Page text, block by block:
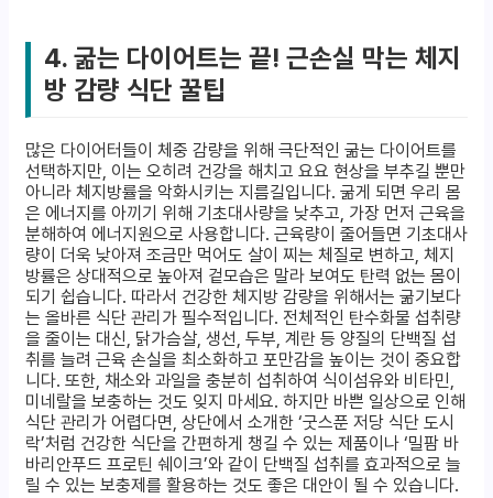
4. 굶는 다이어트는 끝! 근손실 막는 체지
방 감량 식단 꿀팁
많은 다이어터들이 체중 감량을 위해 극단적인 굶는 다이어트를
선택하지만, 이는 오히려 건강을 해치고 요요 현상을 부추길 뿐만
아니라 체지방률을 악화시키는 지름길입니다. 굶게 되면 우리 몸
은 에너지를 아끼기 위해 기초대사량을 낮추고, 가장 먼저 근육을
분해하여 에너지원으로 사용합니다. 근육량이 줄어들면 기초대사
량이 더욱 낮아져 조금만 먹어도 살이 찌는 체질로 변하고, 체지
방률은 상대적으로 높아져 겉모습은 말라 보여도 탄력 없는 몸이
되기 쉽습니다. 따라서 건강한 체지방 감량을 위해서는 굶기보다
는 올바른 식단 관리가 필수적입니다. 전체적인 탄수화물 섭취량
을 줄이는 대신, 닭가슴살, 생선, 두부, 계란 등 양질의 단백질 섭
취를 늘려 근육 손실을 최소화하고 포만감을 높이는 것이 중요합
니다. 또한, 채소와 과일을 충분히 섭취하여 식이섬유와 비타민,
미네랄을 보충하는 것도 잊지 마세요. 하지만 바쁜 일상으로 인해
식단 관리가 어렵다면, 상단에서 소개한 ‘굿스푼 저당 식단 도시
락’처럼 건강한 식단을 간편하게 챙길 수 있는 제품이나 ‘밀팜 바
바리안푸드 프로틴 쉐이크’와 같이 단백질 섭취를 효과적으로 늘
릴 수 있는 보충제를 활용하는 것도 좋은 대안이 될 수 있습니다.